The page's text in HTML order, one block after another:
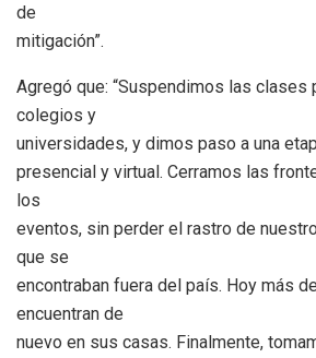
de
mitigación”.
Agregó que: “Suspendimos las clases
colegios y
universidades, y dimos paso a una
presencial y virtual. Cerramos las
los
eventos, sin perder el rastro de
que se
encontraban fuera del país. Hoy más
encuentran de
nuevo en sus casas. Finalmente,